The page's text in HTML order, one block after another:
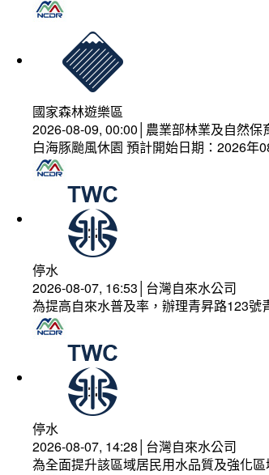
國家森林遊樂區
2026-08-09, 00:00│農業部林業及自然保
白海豚颱風休園 預計開始日期：2026年
停水
2026-08-07, 16:53│台灣自來水公司
為提高自來水普及率，辦理青昇路123號
停水
2026-08-07, 14:28│台灣自來水公司
為全面提升該區域居民用水品質及強化